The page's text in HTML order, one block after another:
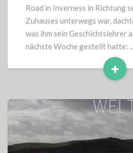
Road in Inverness in Richtung
Zuhauses unterwegs war,
was ihm sein Geschichtslehrer
nächste Woche gestellt hatte:
+